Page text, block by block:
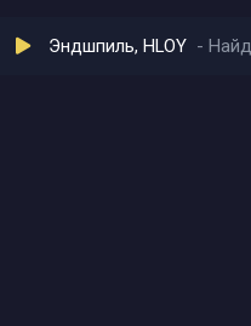
Эндшпиль, HLOY